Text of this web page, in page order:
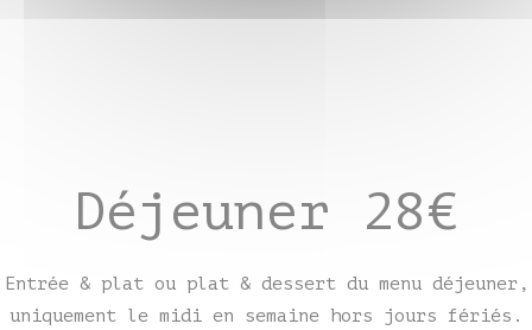
Déjeuner 28€
Entrée & plat ou plat & dessert du menu déjeuner,
uniquement le midi en semaine hors jours fériés.